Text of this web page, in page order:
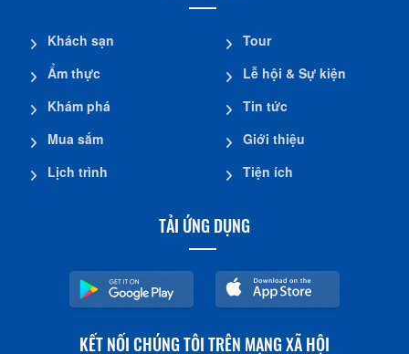
Khách sạn
Ẩm thực
Khám phá
Mua sắm
Lịch trình
Tour
Lễ hội & Sự kiện
Tin tức
Giới thiệu
Tiện ích
TẢI ỨNG DỤNG
KẾT NỐI CHÚNG TÔI TRÊN MẠNG XÃ HỘI